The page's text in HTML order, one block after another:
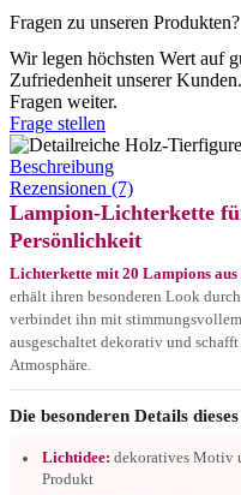
Fragen zu unseren Produkten?
Wir legen höchsten Wert auf
Zufriedenheit unserer
Fragen weiter.
Frage stellen
Beschreibung
Rezensionen (7)
Lampion-Lichterkette
Persönlichkeit
Lichterkette mit 20 Lampions aus
erhält ihren besonderen Look
verbindet ihn mit
ausgeschaltet dekorativ und
Atmosphäre.
Die besonderen Details
Lichtidee: dekoratives Motiv
Produkt